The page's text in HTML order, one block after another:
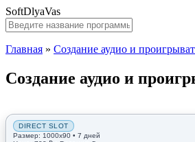
SoftDlyaVas
Главная » Создание аудио и
Создание аудио и